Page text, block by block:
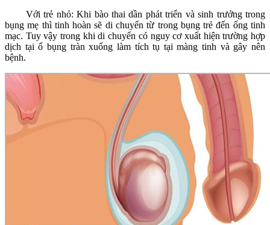
Với trẻ nhỏ: Khi bào thai dần phát triển và sinh trưởng trong
bụng mẹ thì tinh hoàn sẽ di chuyển từ trong bụng trẻ đến ống tinh
mạc. Tuy vậy trong khi di chuyển có nguy cơ xuất hiện trường hợp
dịch tại ổ bụng tràn xuống làm tích tụ tại màng tinh và gây nên
bệnh.